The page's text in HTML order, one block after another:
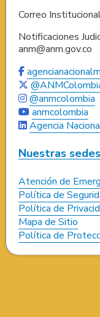
Correo
Notificaciones
anm@anm.gov.co
@anmcolombia
anmcolombia
Agencia
Nuestras sedes
Atención de
Política de
Política de
Mapa de Sitio
Política de